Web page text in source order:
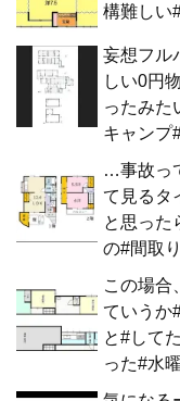
構難しい
妄想フル
しい0円
ったみた
キャンプ
…事故っ
て見るタ
と思った
の#間取
この場合
ていうか
と#して
った#水